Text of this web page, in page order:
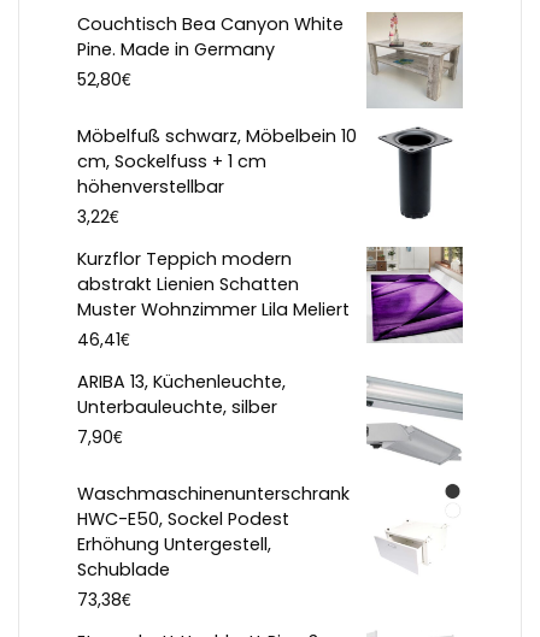
Couchtisch Bea Canyon White
Pine. Made in Germany
52,80€
Möbelfuß schwarz, Möbelbein 10
cm, Sockelfuss + 1 cm
höhenverstellbar
3,22€
Kurzflor Teppich modern
abstrakt Lienien Schatten
Muster Wohnzimmer Lila Meliert
46,41€
ARIBA 13, Küchenleuchte,
Unterbauleuchte, silber
7,90€
Waschmaschinenunterschrank
HWC-E50, Sockel Podest
Erhöhung Untergestell,
Schublade
73,38€